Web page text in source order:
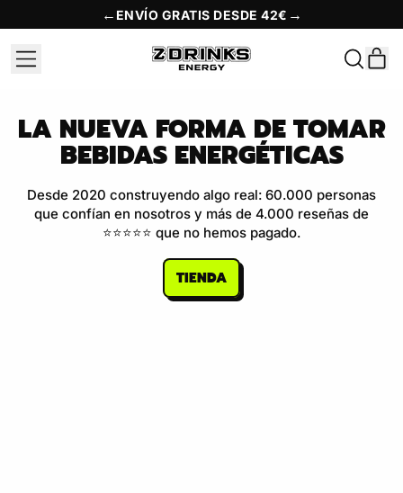
← ENVÍO GRATIS DESDE 42€ →
MENU
UNSERE
LA NUEVA FORMA DE TOMAR
BEBIDAS ENERGÉTICAS
Desde 2020 construyendo algo real: 60.000 personas
que confían en nosotros y más de 4.000 reseñas de
⭐⭐⭐⭐⭐ que no hemos pagado.
TIENDA